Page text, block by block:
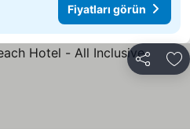
Fiyatları görün
Paylaş